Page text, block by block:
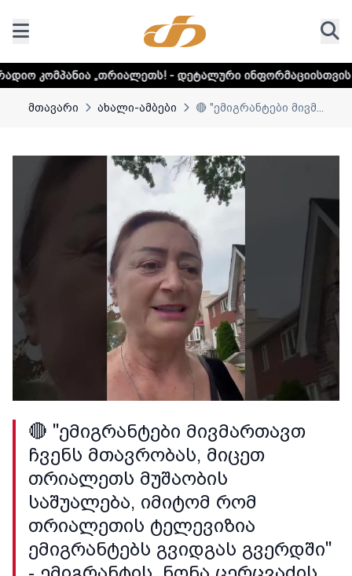
- დეტალური ინფორმაციისთვის დააკლიკეთ
მთავარი ახალი-ამბები 🔴 "ემიგრანტები მივმ...
🔴 "ემიგრანტები მივმართავთ
ჩვენს მთავრობას, მიცეთ
თრიალეთს მუშაობის
საშუალება, იმიტომ რომ
თრიალეთის ტელევიზია
ემიგრანტებს გვიდგას გვერდში"